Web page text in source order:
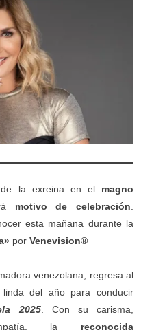
de la exreina en el magno
motivo de celebración
esta mañana durante la
por Venevision®
venezolana, regresa al
del año para conducir
2025. Con su carisma,
la reconocida